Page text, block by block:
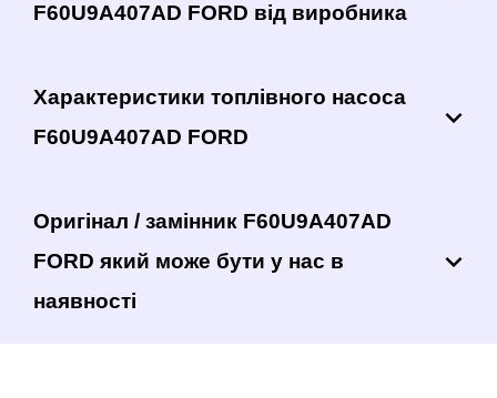
F60U9A407AD FORD від виробника
Характеристики топлівного насоса
F60U9A407AD FORD
Оригінал / замінник F60U9A407AD
FORD який може бути у нас в
наявності